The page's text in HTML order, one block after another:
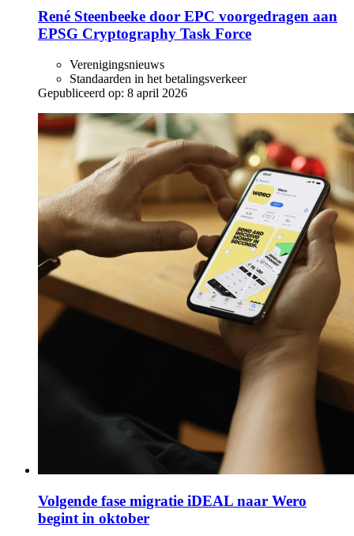
René Steenbeeke door EPC voorgedragen aan
EPSG Cryptography Task Force
Verenigingsnieuws
Standaarden in het betalingsverkeer
Gepubliceerd op: 8 april 2026
Volgende fase migratie iDEAL naar Wero
begint in oktober